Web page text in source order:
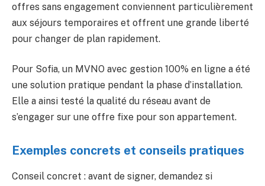
offres sans engagement conviennent particulièrement
aux séjours temporaires et offrent une grande liberté
pour changer de plan rapidement.
Pour Sofia, un MVNO avec gestion 100% en ligne a été
une solution pratique pendant la phase d’installation.
Elle a ainsi testé la qualité du réseau avant de
s’engager sur une offre fixe pour son appartement.
Exemples concrets et conseils pratiques
Conseil concret : avant de signer, demandez si